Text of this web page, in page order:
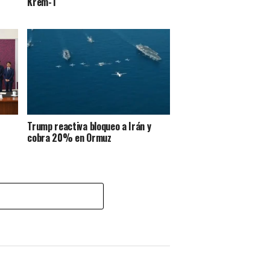
Trump reactiva bloqueo a Irán y
cobra 20% en Ormuz